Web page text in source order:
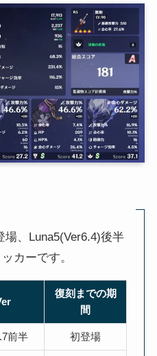
場、Luna5(Ver6.4)後半
カーです。
復刻までの期
間
前半 初登場